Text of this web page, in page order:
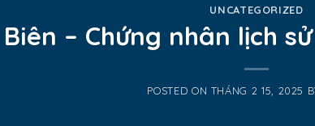
UNCATEGORIZED
– Chứng nhân lịch
POSTED ON THÁNG 2 15, 2025